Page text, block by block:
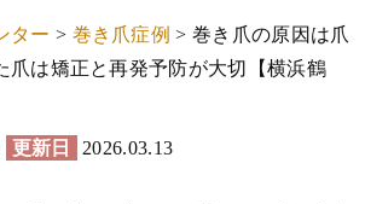
ター > 巻き爪症例 >巻き爪の原因は爪
爪は矯正と再発予防が大切【横浜鶴
更新日 2026.03.13